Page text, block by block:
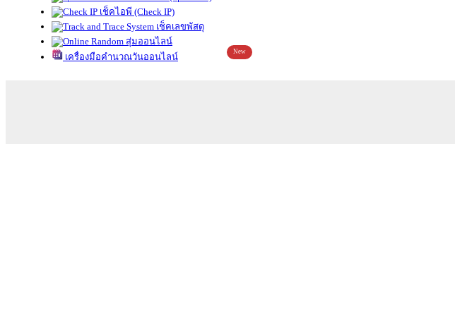
เช็คไอพี (Check IP)
เช็คเลขพัสดุ
สุ่มออนไลน์
เครื่องมือคำนวณวันออนไลน์
New